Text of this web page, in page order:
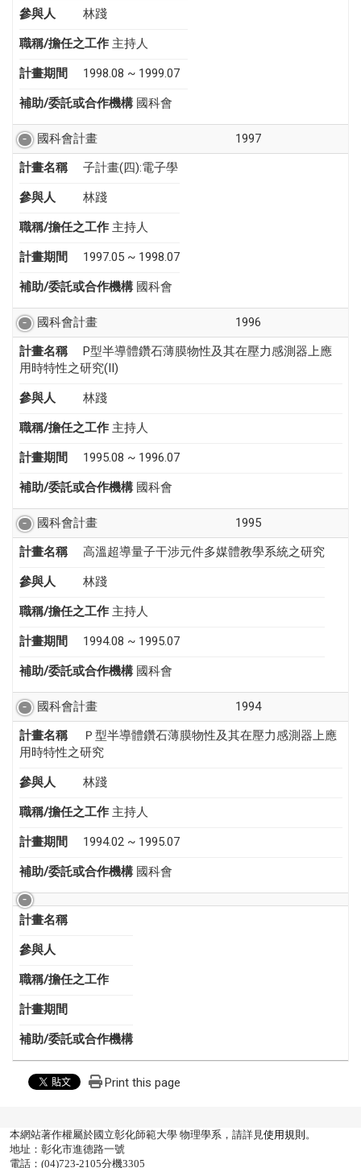
參與人 林踐
職稱/擔任之工作 主持人
計畫期間 1998.08 ~ 1999.07
補助/委託或合作機構 國科會
國科會計畫
1997
計畫名稱
子計畫(四):電子學
參與人 林踐
職稱/擔任之工作 主持人
計畫期間 1997.05 ~ 1998.07
補助/委託或合作機構 國科會
國科會計畫
1996
計畫名稱
P型半導體鑽石薄膜物性及其在壓力感測器上應
用時特性之研究(II)
參與人 林踐
職稱/擔任之工作 主持人
計畫期間 1995.08 ~ 1996.07
補助/委託或合作機構 國科會
國科會計畫
1995
計畫名稱
高溫超導量子干涉元件多媒體教學系統之研究
參與人 林踐
職稱/擔任之工作 主持人
計畫期間 1994.08 ~ 1995.07
補助/委託或合作機構 國科會
國科會計畫
1994
計畫名稱
Ｐ型半導體鑽石薄膜物性及其在壓力感測器上應
用時特性之研究
參與人 林踐
職稱/擔任之工作 主持人
計畫期間 1994.02 ~ 1995.07
補助/委託或合作機構 國科會
計畫名稱
參與人
職稱/擔任之工作
計畫期間
補助/委託或合作機構
Print this page
本網站著作權屬於國立彰化師範大學 物理學系，請詳見使用規則 。
地址：彰化市進德路一號
電話：(04)723-2105分機3305